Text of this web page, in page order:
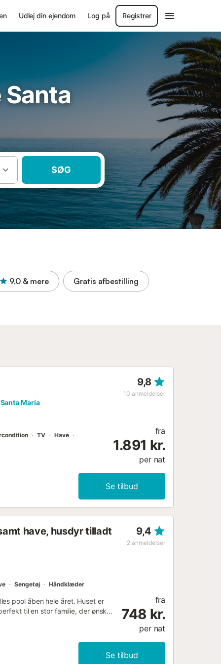
Udlej din ejendom Log på Registrer
Santa
SØG
9,0 & mere Gratis afbestilling
9,8
10 anmeldelser
María
TV
Have
fra
1.891 kr.
per nat
Se tilbud
have, husdyr tilladt 9,4
2 anmeldelser
Sengetøj Håndklæder
pool åben hele året. Huset er
til en stor familie, der ønsker
har fem soveværelser:
et andet soveværelse med en
fra
748 kr.
per nat
Se tilbud